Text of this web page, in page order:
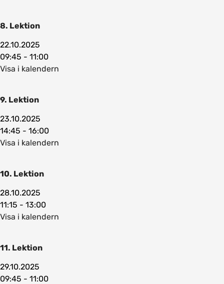
8. Lektion
22.10.2025
09:45 - 11:00
Visa i kalendern
9. Lektion
23.10.2025
14:45 - 16:00
Visa i kalendern
10. Lektion
28.10.2025
11:15 - 13:00
Visa i kalendern
11. Lektion
29.10.2025
09:45 - 11:00